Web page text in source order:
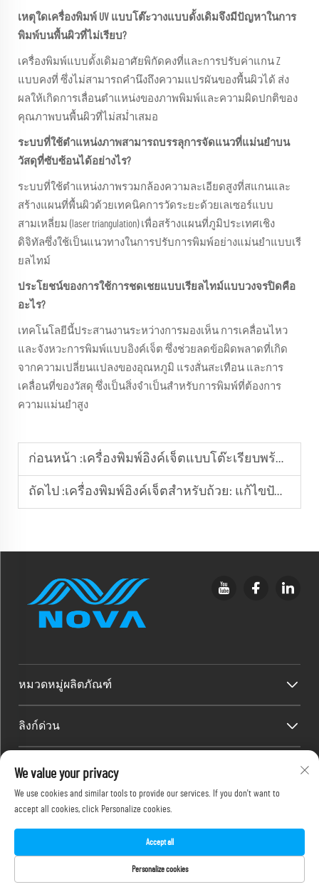
เหตุใดเครื่องพิมพ์ UV แบบโต๊ะวางแบบดั้งเดิมจึงมีปัญหาในการ
พิมพ์บนพื้นผิวที่ไม่เรียบ?
เครื่องพิมพ์แบบดั้งเดิมอาศัยพิกัดคงที่และการปรับค่าแกน Z
แบบคงที่ ซึ่งไม่สามารถคำนึงถึงความแปรผันของพื้นผิวได้ ส่ง
ผลให้เกิดการเลื่อนตำแหน่งของภาพพิมพ์และความผิดปกติของ
คุณภาพบนพื้นผิวที่ไม่สม่ำเสมอ
ระบบที่ใช้ตำแหน่งภาพสามารถบรรลุการจัดแนวที่แม่นยำบน
วัสดุที่ซับซ้อนได้อย่างไร?
ระบบที่ใช้ตำแหน่งภาพรวมกล้องความละเอียดสูงที่สแกนและ
สร้างแผนที่พื้นผิวด้วยเทคนิคการวัดระยะด้วยเลเซอร์แบบ
สามเหลี่ยม (laser triangulation) เพื่อสร้างแผนที่ภูมิประเทศเชิง
ดิจิทัลซึ่งใช้เป็นแนวทางในการปรับการพิมพ์อย่างแม่นยำแบบเรี
ยลไทม์
ประโยชน์ของการใช้การชดเชยแบบเรียลไทม์แบบวงจรปิดคือ
อะไร?
เทคโนโลยีนี้ประสานงานระหว่างการมองเห็น การเคลื่อนไหว
และจังหวะการพิมพ์แบบอิงค์เจ็ต ซึ่งช่วยลดข้อผิดพลาดที่เกิด
จากความเปลี่ยนแปลงของอุณหภูมิ แรงสั่นสะเทือน และการ
เคลื่อนที่ของวัสดุ ซึ่งเป็นสิ่งจำเป็นสำหรับการพิมพ์ที่ต้องการ
ความแม่นยำสูง
ก่อนหน้า :เครื่องพิมพ์อิงค์เจ็ตแบบโต๊ะเรียบพร้อมกล้อง: ทางเลือกอัจฉริยะสำหรับการจัดแนวการพิมพ์ที่แม่นยำ
ถัดไป :เครื่องพิมพ์อิงค์เจ็ตสำหรับถ้วย: แก้ไขปัญหาการพิมพ์ถ้วยแบบกำหนดเองได้อย่างง่ายดาย
หมวดหมู่ผลิตภัณฑ์
ลิงก์ด่วน
ข้อมูลติดต่อ
Office add : ชั้น 2F, 486-2 ถนนจินหยวนซี 2 แขวงจีเหมย เมืองเซียะ
เหมิน
ลิขสิทธิ์ © 2025 โดย NOVA Inkjet Technology Co., Ltd.
We value your privacy
We use cookies and similar tools to provide our services. If you don't want to
accept all cookies, click Personalize cookies.
Personalize cookies
Accept all